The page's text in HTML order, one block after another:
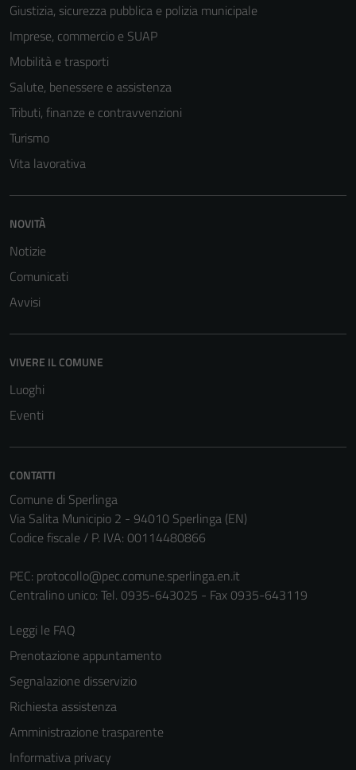
Giustizia, sicurezza pubblica e polizia municipale
Imprese, commercio e SUAP
Mobilità e trasporti
Salute, benessere e assistenza
Tributi, finanze e contravvenzioni
Turismo
Vita lavorativa
NOVITÀ
Notizie
Comunicati
Avvisi
VIVERE IL COMUNE
Luoghi
Eventi
CONTATTI
Comune di Sperlinga
Via Salita Municipio 2 - 94010 Sperlinga (EN)
Codice fiscale / P. IVA: 00114480866
PEC: protocollo@pec.comune.sperlinga.en.it
Centralino unico: Tel. 0935-643025 - Fax 0935-643119
Leggi le FAQ
Prenotazione appuntamento
Segnalazione disservizio
Richiesta assistenza
Amministrazione trasparente
Informativa privacy
possono